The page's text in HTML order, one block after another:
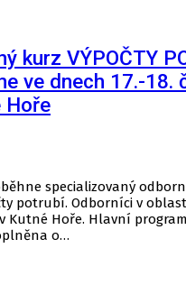
kurz VÝPOČTY
ve dnech 17.-18.
Hoře
specializovaný
potrubí. Odborníci v
Kutné Hoře. Hlavní
o…